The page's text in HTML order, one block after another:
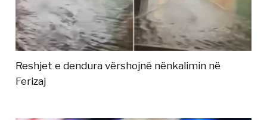
Reshjet e dendura vërshojnë nënkalimin në
Ferizaj